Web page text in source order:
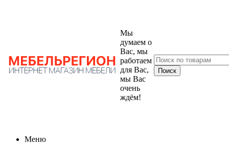
Мы
думаем о
Вас, мы
работаем
для Вас,
мы Вас
очень
ждём!
Меню